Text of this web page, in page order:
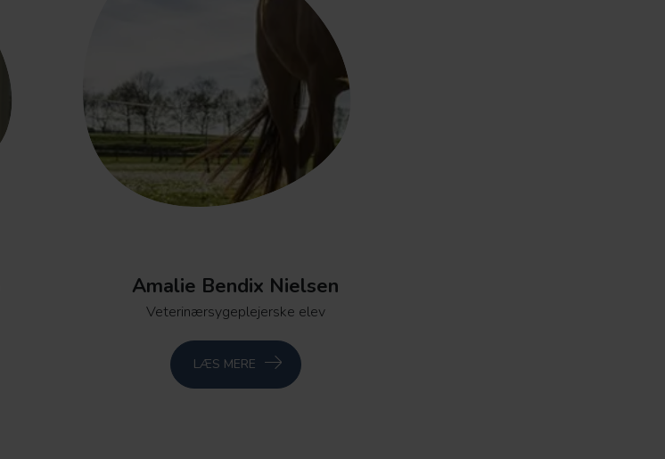
Amalie Bendix Nielsen
Veterinærsygeplejerske elev
LÆS MERE